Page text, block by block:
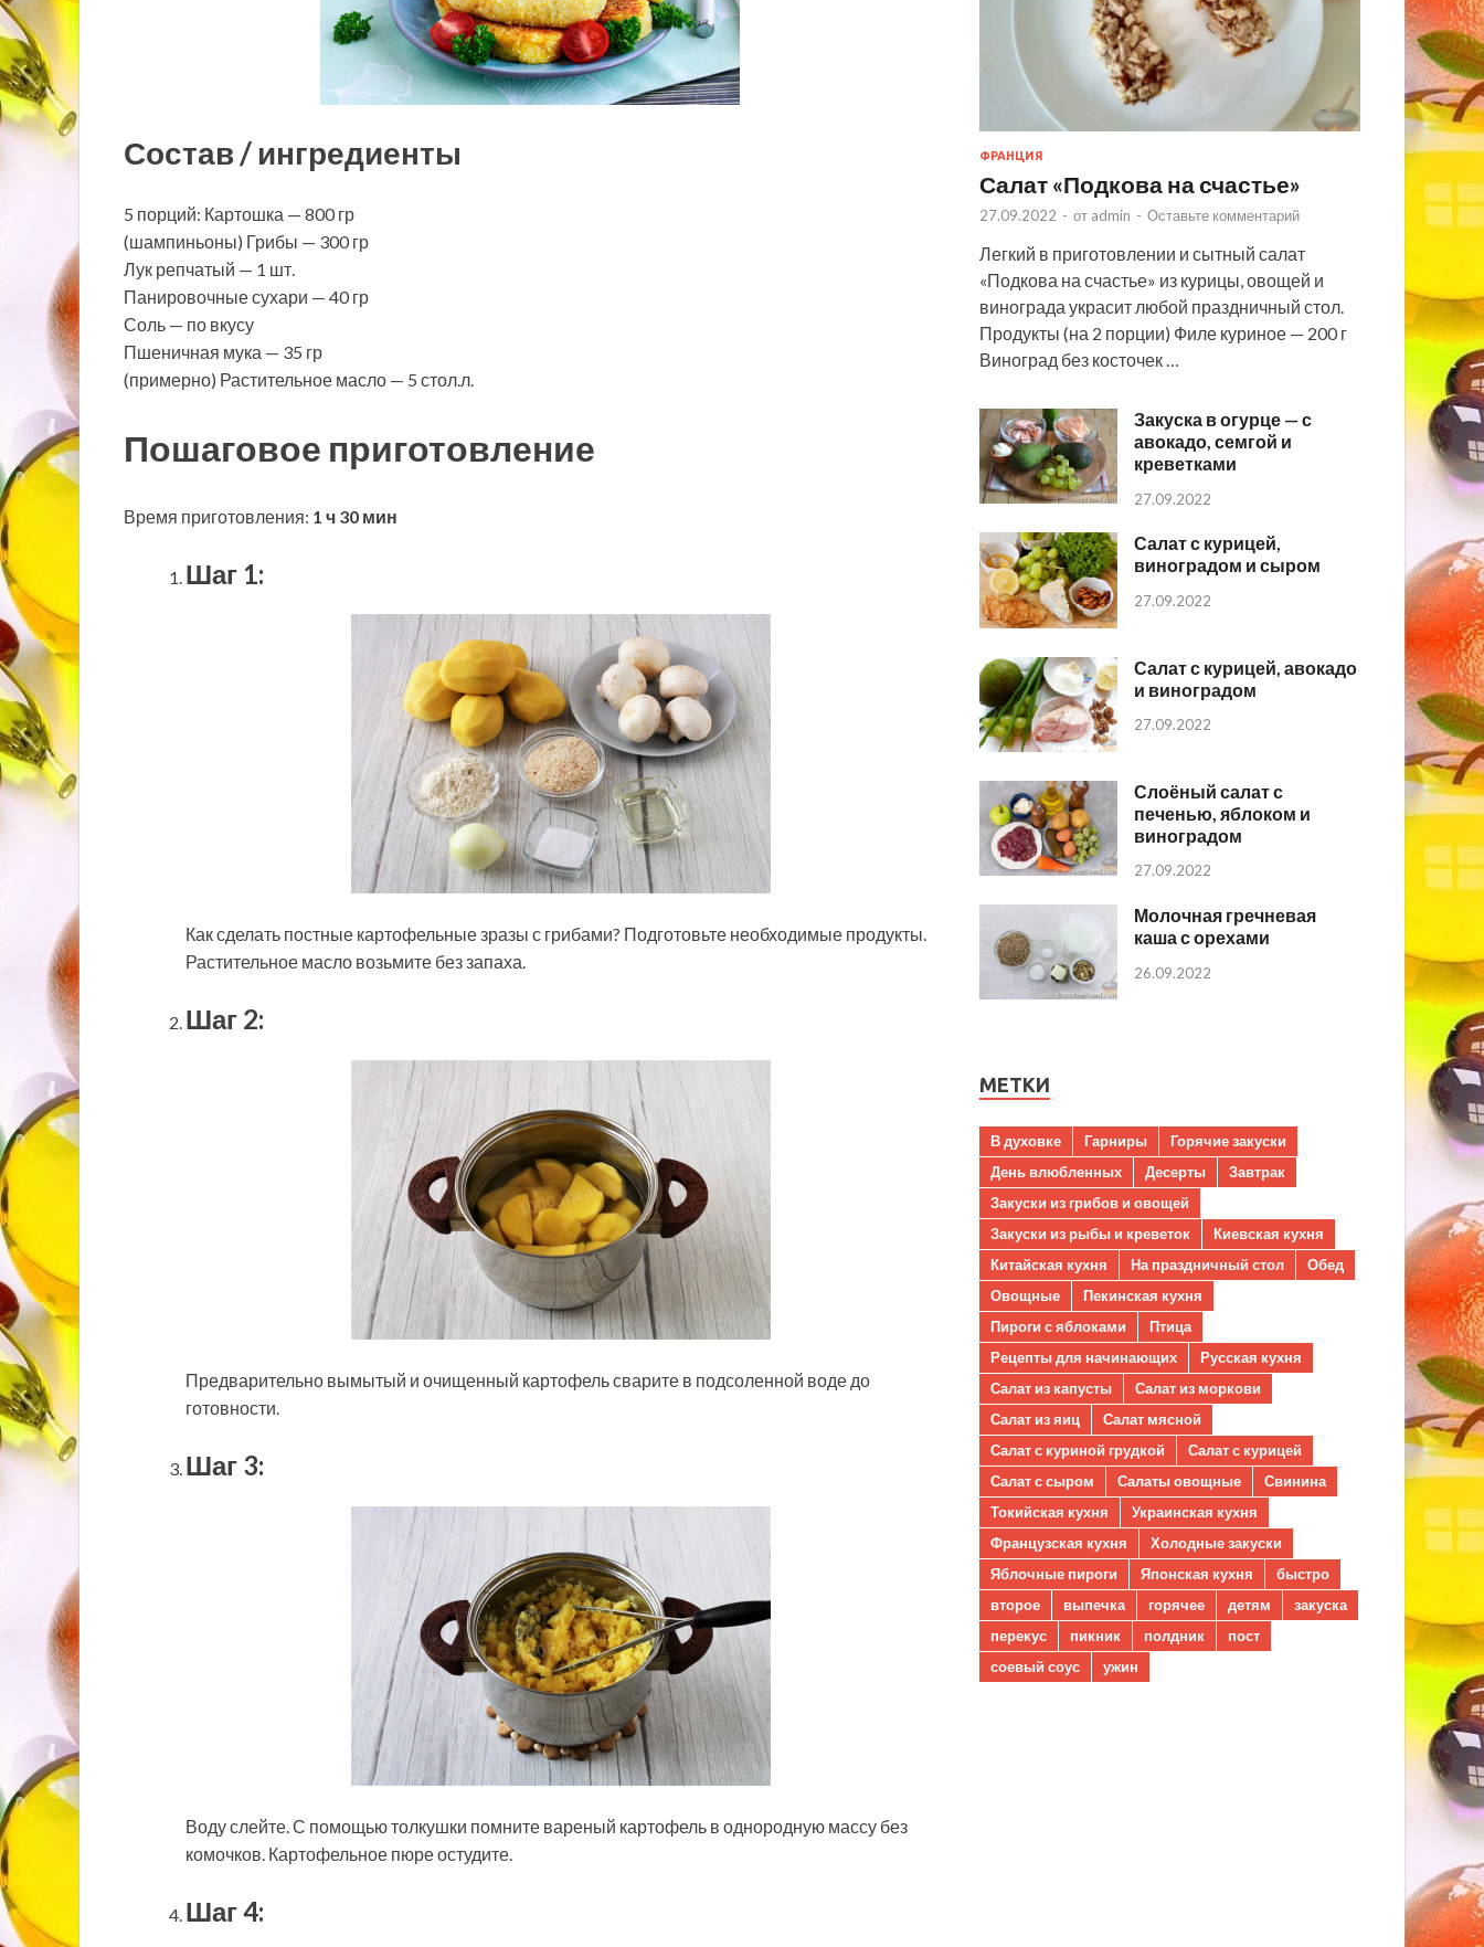
Состав / ингредиенты
5 порций: Картошка — 800 гр
(шампиньоны) Грибы — 300 гр
Лук репчатый — 1 шт.
Панировочные сухари — 40 гр
Соль — по вкусу
Пшеничная мука — 35 гр
(примерно) Растительное масло — 5 стол.л.
Пошаговое приготовление
Время приготовления: 1 ч 30 мин
Шаг 1:
Как сделать постные картофельные зразы с грибами? Подготовьте необходимые продукты.
Растительное масло возьмите без запаха.
Шаг 2:
Предварительно вымытый и очищенный картофель сварите в подсоленной воде до
готовности.
Шаг 3:
Воду слейте. С помощью толкушки помните вареный картофель в однородную массу без
комочков. Картофельное пюре остудите.
Шаг 4:
ФРАНЦИЯ
Салат «Подкова на счастье»
27.09.2022 - от admin - Оставьте комментарий
Легкий в приготовлении и сытный салат
«Подкова на счастье» из курицы, овощей и
винограда украсит любой праздничный стол.
Продукты (на 2 порции) Филе куриное — 200 г
Виноград без косточек …
Закуска в огурце — с
авокадо, семгой и
креветками
27.09.2022
Салат с курицей,
виноградом и сыром
27.09.2022
Салат с курицей, авокадо
и виноградом
27.09.2022
Слоёный салат с
печенью, яблоком и
виноградом
27.09.2022
Молочная гречневая
каша с орехами
26.09.2022
МЕТКИ
В духовке Гарниры
Горячие закуски
День влюбленных
Десерты
Завтрак
Закуски из грибов и овощей
Закуски из рыбы и креветок
Киевская кухня
Китайская кухня
На праздничный стол
Обед
Овощные
Пекинская кухня
Пироги с яблоками
Птица
Рецепты для начинающих
Русская кухня
Салат из капусты
Салат из моркови
Салат из яиц
Салат мясной
Салат с куриной грудкой
Салат с курицей
Салат с сыром
Салаты овощные
Свинина
Токийская кухня
Украинская кухня
Французская кухня
Холодные закуски
Яблочные пироги
Японская кухня
быстро
второе
выпечка горячее детям
закуска
перекус
пикник полдник
пост
соевый соус
ужин